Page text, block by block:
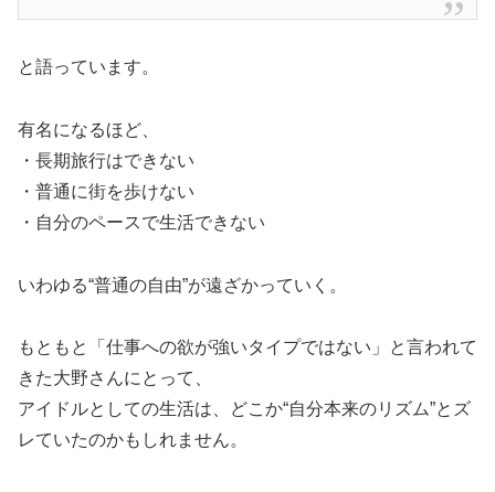
と語っています。
有名になるほど、
・長期旅行はできない
・普通に街を歩けない
・自分のペースで生活できない
いわゆる“普通の自由”が遠ざかっていく。
もともと「仕事への欲が強いタイプではない」と言われて
きた大野さんにとって、
アイドルとしての生活は、どこか“自分本来のリズム”とズ
レていたのかもしれません。